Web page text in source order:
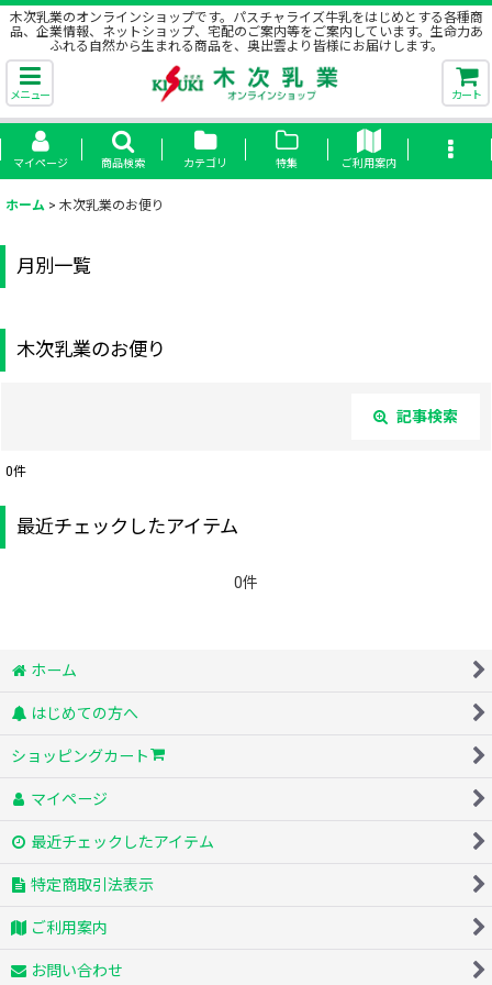
木次乳業のオンラインショップです。パスチャライズ牛乳をはじめとする各種商
品、企業情報、ネットショップ、宅配のご案内等をご案内しています。生命力あ
ふれる自然から生まれる商品を、奥出雲より皆様にお届けします。
メニュー カート
マイページ 商品検索 カテゴリ 特集 ご利用案内
ホーム > 木次乳業のお便り
木次乳業のお便り
記事検索
0件
月別一覧
最近チェックしたアイテム
0件
ホーム
はじめての方へ
ショッピングカート
マイページ
最近チェックしたアイテム
特定商取引法表示
ご利用案内
お問い合わせ